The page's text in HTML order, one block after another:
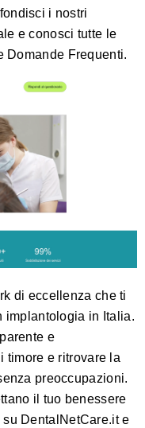
i nostri
e conosci tutte le
Domande Frequenti.
di eccellenza che ti
implantologia in Italia.
e
timore e ritrovare la
preoccupazioni.
il tuo benessere
su DentalNetCare.ite